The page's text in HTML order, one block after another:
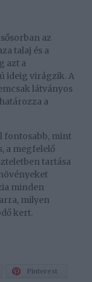
az
talaj és a
azt a
ideig virágzik. A
látványos
a
fontosabb, mint
a megfelelő
tartása
minden
milyen
kert.
Pinterest